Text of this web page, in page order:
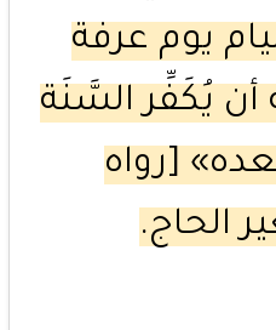
يوم عرفة
يُكَفِّر السَّنَة
[رواه
الحاج.